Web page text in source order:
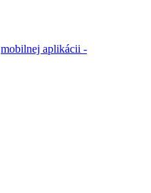
mobilnej aplikácii -